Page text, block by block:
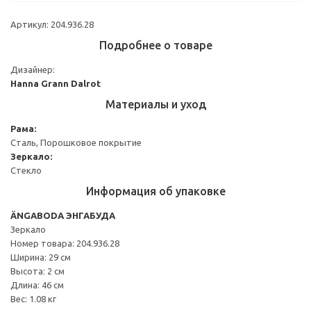
Артикул: 204.936.28
Подробнее о товаре
Дизайнер:
Hanna Grann Dalrot
Материалы и уход
Рама:
Сталь, Порошковое покрытие
Зеркало:
Стекло
Информация об упаковке
ÄNGABODA ЭНГАБУДА
Зеркало
Номер товара: 204.936.28
Ширина: 29 см
Высота: 2 см
Длина: 46 см
Вес: 1.08 кг